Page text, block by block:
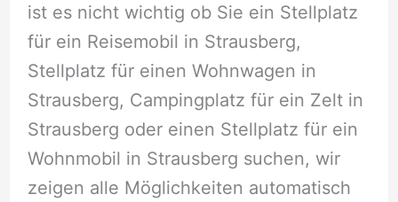
ist es nicht wichtig ob Sie ein Stellplatz
für ein Reisemobil in Strausberg,
Stellplatz für einen Wohnwagen in
Strausberg, Campingplatz für ein Zelt in
Strausberg oder einen Stellplatz für ein
Wohnmobil in Strausberg suchen, wir
zeigen alle Möglichkeiten automatisch